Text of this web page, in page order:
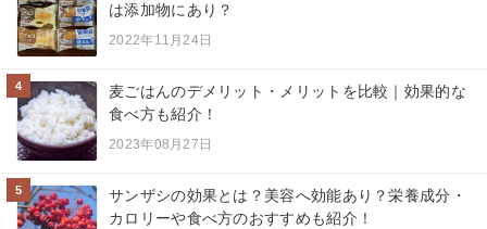
は添加物にあり？
2022年11月24日
4
麦ごはんのデメリット・メリットを比較｜効果的な
食べ方も紹介！
2023年08月27日
5
サンザシの効果とは？美容へ効能あり？栄養成分・
カロリーや食べ方のおすすめも紹介！